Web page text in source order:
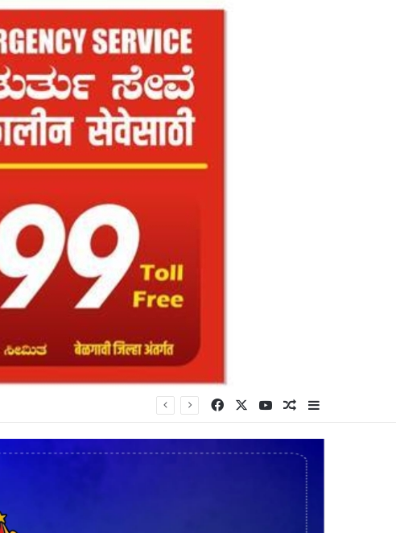
FacebookYouTubeRandom Article